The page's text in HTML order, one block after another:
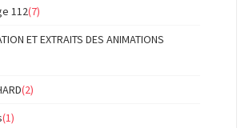
112(7)
ET EXTRAITS DES ANIMATIONS
(2)
(1)